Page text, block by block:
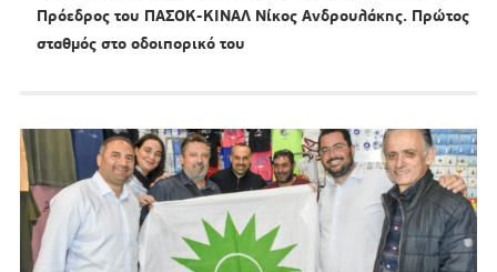
Πρόεδρος του ΠΑΣΟΚ-ΚΙΝΑΛ Νίκος Ανδρουλάκης. Πρώτος
σταθμός στο οδοιπορικό του